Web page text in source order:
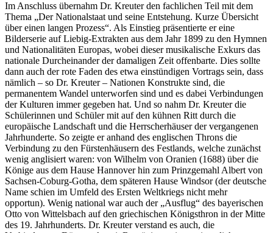
Im Anschluss übernahm Dr. Kreuter den fachlichen Teil mit dem
Thema „Der Nationalstaat und seine Entstehung. Kurze Übersicht
über einen langen Prozess“. Als Einstieg präsentierte er eine
Bilderserie auf Liebig-Extrakten aus dem Jahr 1899 zu den Hymnen
und Nationalitäten Europas, wobei dieser musikalische Exkurs das
nationale Durcheinander der damaligen Zeit offenbarte. Dies sollte
dann auch der rote Faden des etwa einstündigen Vortrags sein, dass
nämlich – so Dr. Kreuter – Nationen Konstrukte sind, die
permanentem Wandel unterworfen sind und es dabei Verbindungen
der Kulturen immer gegeben hat. Und so nahm Dr. Kreuter die
Schülerinnen und Schüler mit auf den kühnen Ritt durch die
europäische Landschaft und die Herrscherhäuser der vergangenen
Jahrhunderte. So zeigte er anhand des englischen Throns die
Verbindung zu den Fürstenhäusern des Festlands, welche zunächst
wenig anglisiert waren: von Wilhelm von Oranien (1688) über die
Könige aus dem Hause Hannover hin zum Prinzgemahl Albert von
Sachsen-Coburg-Gotha, dem späteren Hause Windsor (der deutsche
Name schien im Umfeld des Ersten Weltkriegs nicht mehr
opportun). Wenig national war auch der „Ausflug“ des bayerischen
Otto von Wittelsbach auf den griechischen Königsthron in der Mitte
des 19. Jahrhunderts. Dr. Kreuter verstand es auch, die